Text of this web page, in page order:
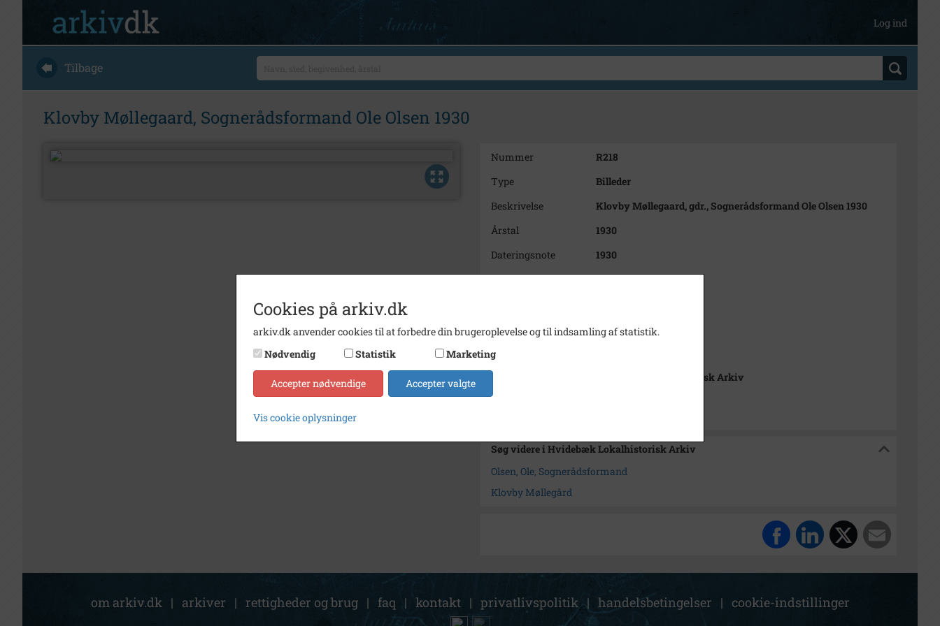
Log ind
Tilbage
Klovby Møllegaard, Sognerådsformand Ole Olsen 1930
Nummer
R218
Type
Billeder
Beskrivelse
Klovby Møllegaard, gdr., Sognerådsformand Ole Olsen 1930
Årstal
1930
Dateringsnote
1930
Fotograf
Ukendt
Materiale
Stort billede
Se på kort
Arkiv
Hvidebæk Lokalhistorisk Arkiv
Søg videre i Hvidebæk Lokalhistorisk Arkiv
Olsen, Ole, Sognerådsformand
Klovby Møllegård
om arkiv.dk | arkiver | rettigheder og brug | faq | kontakt | privatlivspolitik | handelsbetingelser | cookie-indstillinger
Cookies på arkiv.dk
arkiv.dk anvender cookies til at forbedre din brugeroplevelse og til indsamling af statistik.
Nødvendig
Statistik Marketing
Accepter nødvendige Accepter valgte
Vis cookie oplysninger